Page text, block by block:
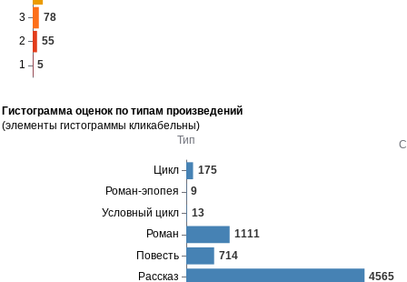
Гистограмма оценок по типам произведений
(элементы гистограммы кликабельны)